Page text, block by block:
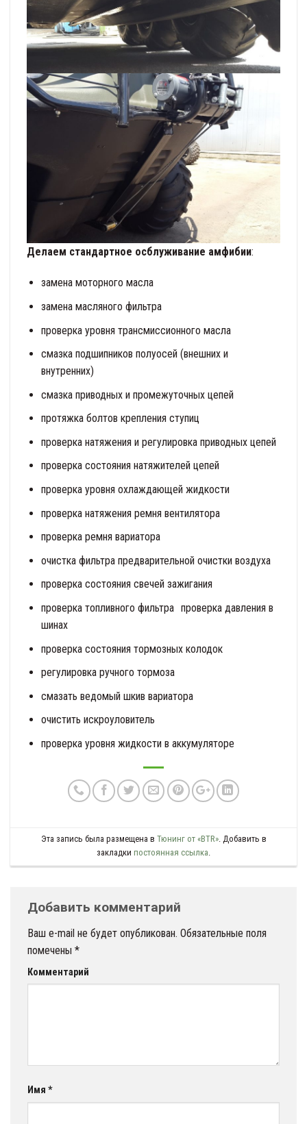
Делаем стандартное осблуживание амфибии:
замена моторного масла
замена масляного фильтра
проверка уровня трансмиссионного масла
смазка подшипников полуосей (внешних и
внутренних)
смазка приводных и промежуточных цепей
протяжка болтов крепления ступиц
проверка натяжения и регулировка приводных цепей
проверка состояния натяжителей цепей
проверка уровня охлаждающей жидкости
проверка натяжения ремня вентилятора
проверка ремня вариатора
очистка фильтра предварительной очистки воздуха
проверка состояния свечей зажигания
проверка топливного фильтра проверка давления в
шинах
проверка состояния тормозных колодок
регулировка ручного тормоза
смазать ведомый шкив вариатора
очистить искроуловитель
проверка уровня жидкости в аккумуляторе
Эта запись была размещена в Тюнинг от «BTR». Добавить в
закладки постоянная ссылка.
Добавить комментарий
Ваш e-mail не будет опубликован. Обязательные поля
помечены *
Комментарий
Имя *